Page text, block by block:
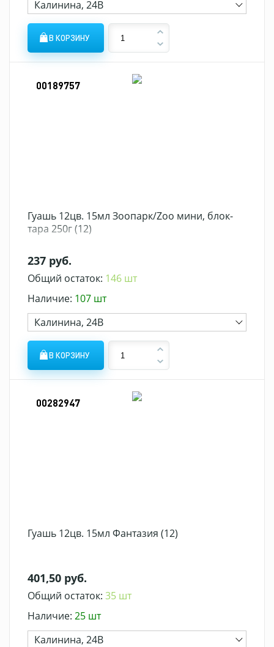
Калинина, 24В
В КОРЗИНУ
00189757
Гуашь 12цв. 15мл Зоопарк/Zoo мини, блок-
тара 250г (12)
237 руб.
Общий остаток: 146 шт
Наличие: 107 шт
Калинина, 24В
В КОРЗИНУ
00282947
Гуашь 12цв. 15мл Фантазия (12)
401,50 руб.
Общий остаток: 35 шт
Наличие: 25 шт
Калинина, 24В